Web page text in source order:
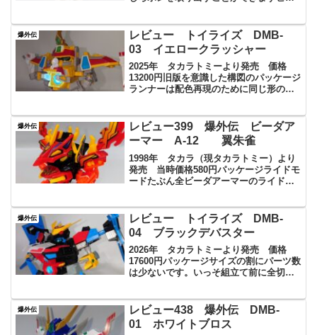
りスリムに感じます。クリアパーツの透
明度が特別感があっ...
爆外伝
レビュー トイライズ DMB‐
03 イエロークラッシャー
2025年 タカラトミーより発売 価格
13200円旧版を意識した構図のパッケージ
ランナーは配色再現のために同じ形の物
ンがカプセルに搭乗していますビーダカ
プセルは着脱可...
爆外伝
レビュー399 爆外伝 ビーダア
ーマー A‐12 翼朱雀
1998年 タカラ（現タカラトミー）より
発売 当時価格580円パッケージライドモ
ードたぶん全ビーダアーマーのライドモ
対応はしていませんが、宙に浮かせてみ
るとなかなか映え...
爆外伝
レビュー トイライズ DMB‐
04 ブラックデバスター
2026年 タカラトミーより発売 価格
17600円パッケージサイズの割にパーツ数
は少ないです。いっそ組立て前に全切り
は簡単に着脱可能。サイズが大きくなっ
たお陰が扱いや...
爆外伝
レビュー438 爆外伝 DMB‐
01 ホワイトブロス